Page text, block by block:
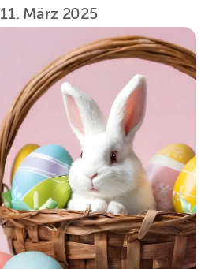
11. März 2025